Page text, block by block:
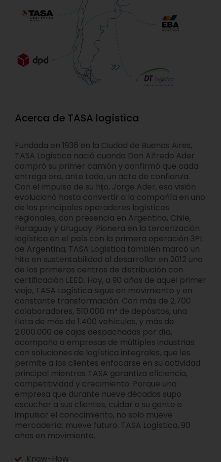
Acerca de TASA logística
Fundada en 1936 en la Ciudad de Buenos Aires,
TASA Logística nació cuando Don Alfredo Ader
compró su primer camión y confirmó que cada
entrega era, ante todo, un acto de confianza.
Con el impulso de su hijo, Jorge Ader, esa visión
evolucionó hasta convertir a la compañía en uno
de los principales operadores logísticos
regionales, con presencia en Argentina, Chile,
Paraguay y Uruguay. Pionera en la tercerización
logística en el país con la primera operación 3PL
de Argentina, TASA Logística también marcó un
hito en sustentabilidad al desarrollar en 2012 uno
de los primeros centros de distribución con
certificación LEED. Hoy, a 90 años de aquel primer
viaje, TASA Logística sigue en movimiento y en
constante transformación. Con más de 2.700
colaboradores, 510.000 m² de depósitos, una
flota de más de 1.400 vehículos, y más de
2.000.000 de cajas despachadas por día,
acompaña a empresas de múltiples industrias
con soluciones de logística integrales, que les
permite a los clientes enfocarse en su actividad
principal mientras TASA garantiza eficiencia,
competitividad y crecimiento. Porque una
empresa que durante nueve décadas supo
escuchar a sus clientes, cuidar a su gente e
impulsar el conocimiento, no solo mueve
mercadería: mueve futuro. TASA Logística, 90
años en movimiento.
Know-How